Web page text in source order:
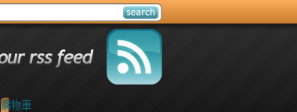
購物車